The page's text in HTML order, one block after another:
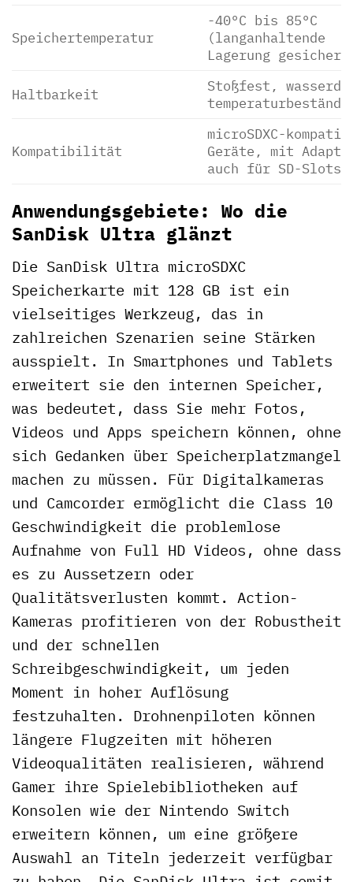
Speichertemperatur
-40°C bis 85°C
(langanhaltende
Lagerung
Haltbarkeit
Stoßfest,
Kompatibilität
microSDXC-
Geräte, mit
auch für SD-Slots
Anwendungsgebiete: Wo die
SanDisk Ultra glänzt
Die SanDisk Ultra microSDXC
Speicherkarte mit 128 GB ist ein
vielseitiges Werkzeug, das in
zahlreichen Szenarien seine Stärken
ausspielt. In Smartphones und Tablets
erweitert sie den internen Speicher,
was bedeutet, dass Sie mehr Fotos,
Videos und Apps speichern können, ohne
sich Gedanken über Speicherplatzmangel
machen zu müssen. Für Digitalkameras
und Camcorder ermöglicht die Class 10
Geschwindigkeit die problemlose
Aufnahme von Full HD Videos, ohne dass
es zu Aussetzern oder
Qualitätsverlusten kommt. Action-
Kameras profitieren von der Robustheit
und der schnellen
Schreibgeschwindigkeit, um jeden
Moment in hoher Auflösung
festzuhalten. Drohnenpiloten können
längere Flugzeiten mit höheren
Videoqualitäten realisieren, während
Gamer ihre Spielebibliotheken auf
Konsolen wie der Nintendo Switch
erweitern können, um eine größere
Auswahl an Titeln jederzeit verfügbar